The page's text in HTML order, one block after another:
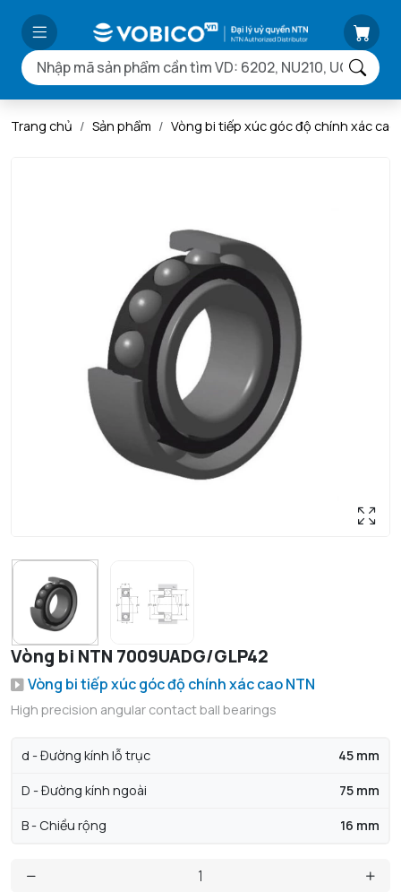
Trang chủ Sản phẩm Vòng bi tiếp xúc góc độ chính xác cao
Vòng bi NTN 7009UADG/GLP42
Vòng bi tiếp xúc góc độ chính xác cao NTN
High precision angular contact ball bearings
d - Đường kính lỗ trục 45 mm
D - Đường kính ngoài 75 mm
B - Chiều rộng 16 mm